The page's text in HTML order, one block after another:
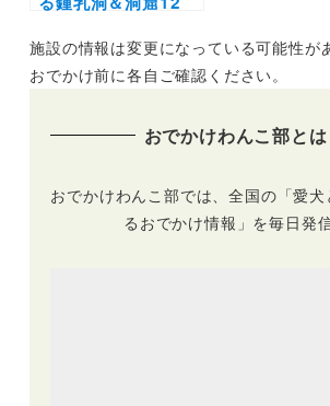
かけにぴったりのス
ポットを集めました
施設の情報は変更になっている可能性が
おでかけ前に各自ご確認ください。
おでかけわんこ部とは
おでかけわんこ部では、全国の「愛
るおでかけ情報」を毎日発